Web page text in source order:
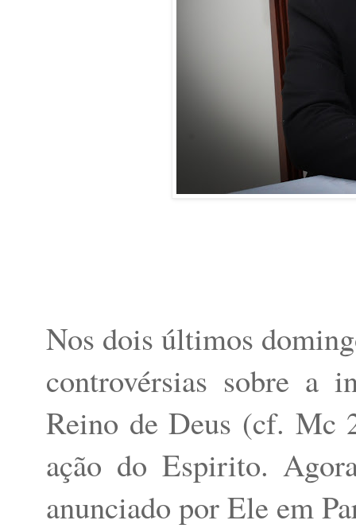
Nos dois últimos
controvérsias sobre a
Reino de Deus (cf. Mc
ação do Espirito.
anunciado por Ele em